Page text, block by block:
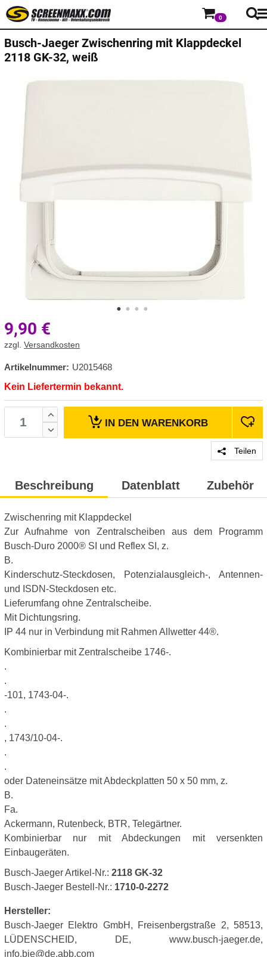
0
Busch-Jaeger Zwischenring mit Klappdeckel
2118 GK-32, weiß
9,90 €
zzgl. Versandkosten
Artikelnummer: U2015468
Kein Liefertermin bekannt.
IN DEN WARENKORB
Teilen
Beschreibung Datenblatt Zubehör
Zwischenring mit Klappdeckel
Zur Aufnahme von Zentralscheiben aus dem Programm
Busch-Duro 2000® SI und Reflex SI, z.
B.
Kinderschutz-Steckdosen, Potenzialausgleich-, Antennen-
und ISDN-Steckdosen etc.
Lieferumfang ohne Zentralscheibe.
Mit Dichtungsring.
IP 44 nur in Verbindung mit Rahmen Allwetter 44®.
Kombinierbar mit Zentralscheibe 1746-.
.
.
-101, 1743-04-.
.
.
, 1743/10-04-.
.
.
oder Dateneinsätze mit Abdeckplatten 50 x 50 mm, z.
B.
Fa.
Ackermann, Rutenbeck, BTR, Telegärtner.
Kombinierbar nur mit Abdeckungen mit versenkten
Einbaugeräten.
Busch-Jaeger Artikel-Nr.: 2118 GK-32
Busch-Jaeger Bestell-Nr.: 1710-0-2272
Hersteller:
Busch-Jaeger Elektro GmbH, Freisenbergstraße 2, 58513,
LÜDENSCHEID, DE, www.busch-jaeger.de,
info.bje@de.abb.com